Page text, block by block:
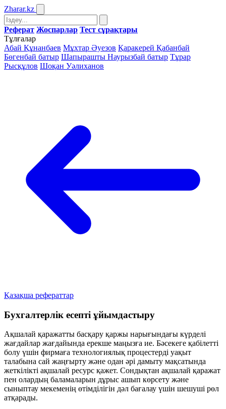
Zharar.kz
Реферат Жоспарлар Тест сұрақтары
Тұлғалар
Абай Құнанбаев Мұхтар Әуезов Қаракерей Қабанбай
Бөгенбай батыр Шапырашты Наурызбай батыр Тұрар
Рысқұлов Шоқан Уәлиханов
Қазақша рефераттар
Бухгалтерлік есепті ұйымдастыру
Ақшалай қаражатты басқару қаржы нарығындағы күрделі
жағдайлар жағдайында ерекше маңызға ие. Бәсекеге қабілетті
болу үшін фирмаға технологиялық процестерді уақыт
талабына сай жаңғырту және одан әрі дамыту мақсатында
жеткілікті ақшалай ресурс қажет. Сондықтан ақшалай қаражат
пен олардың баламаларын дұрыс ашып көрсету және
сыныптау мекеменің өтімділігін дәл бағалау үшін шешуші рөл
атқарады.